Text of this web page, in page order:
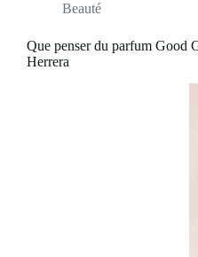
Beauté
Que penser du parfum Good
Herrera